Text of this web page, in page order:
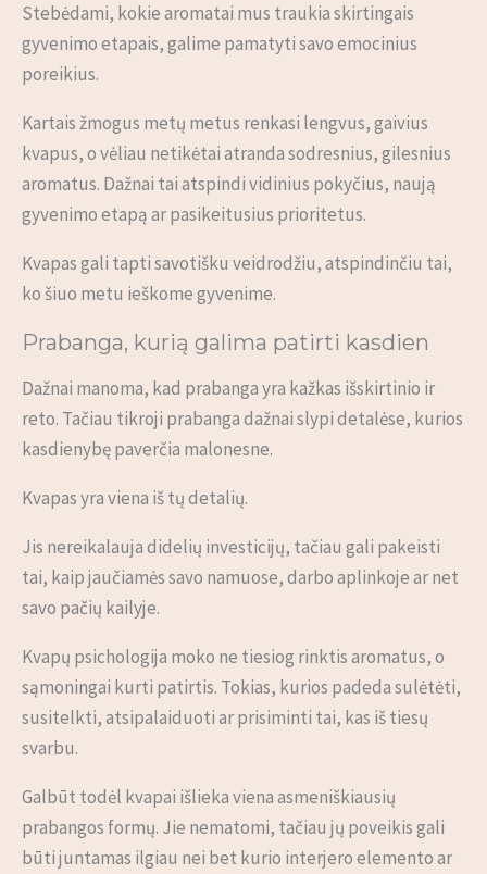
Stebėdami, kokie aromatai mus traukia skirtingais
gyvenimo etapais, galime pamatyti savo emocinius
poreikius.
Kartais žmogus metų metus renkasi lengvus, gaivius
kvapus, o vėliau netikėtai atranda sodresnius, gilesnius
aromatus. Dažnai tai atspindi vidinius pokyčius, naują
gyvenimo etapą ar pasikeitusius prioritetus.
Kvapas gali tapti savotišku veidrodžiu, atspindinčiu tai,
ko šiuo metu ieškome gyvenime.
Prabanga, kurią galima patirti kasdien
Dažnai manoma, kad prabanga yra kažkas išskirtinio ir
reto. Tačiau tikroji prabanga dažnai slypi detalėse, kurios
kasdienybę paverčia malonesne.
Kvapas yra viena iš tų detalių.
Jis nereikalauja didelių investicijų, tačiau gali pakeisti
tai, kaip jaučiamės savo namuose, darbo aplinkoje ar net
savo pačių kailyje.
Kvapų psichologija moko ne tiesiog rinktis aromatus, o
sąmoningai kurti patirtis. Tokias, kurios padeda sulėtėti,
susitelkti, atsipalaiduoti ar prisiminti tai, kas iš tiesų
svarbu.
Galbūt todėl kvapai išlieka viena asmeniškiausių
prabangos formų. Jie nematomi, tačiau jų poveikis gali
būti juntamas ilgiau nei bet kurio interjero elemento ar